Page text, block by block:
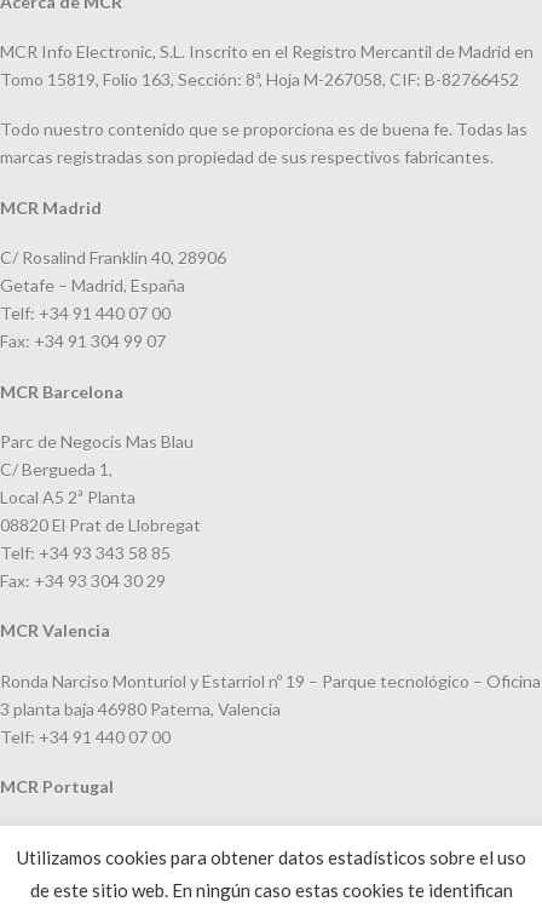
MCR Info Electronic, S.L. Inscrito en el Registro Mercantil de Madrid en
Tomo 15819, Folio 163, Sección: 8ª, Hoja M-267058, CIF: B-82766452
Todo nuestro contenido que se proporciona es de buena fe. Todas las
marcas registradas son propiedad de sus respectivos fabricantes.
MCR Madrid
C/ Rosalind Franklin 40, 28906
Getafe – Madrid, España
Telf: +34 91 440 07 00
Fax: +34 91 304 99 07
MCR Barcelona
Parc de Negocis Mas Blau
C/ Bergueda 1,
Local A5 2ª Planta
08820 El Prat de Llobregat
Telf: +34 93 343 58 85
Fax: +34 93 304 30 29
MCR Valencia
Ronda Narciso Monturiol y Estarriol nº 19 – Parque tecnológico – Oficina
3 planta baja 46980 Paterna, Valencia
Telf: +34 91 440 07 00
MCR Portugal
João V, 24
1250-091 Lisboa, Portugal
Utilizamos cookies para obtener datos estadísticos sobre el uso
de este sitio web. En ningún caso estas cookies te identifican